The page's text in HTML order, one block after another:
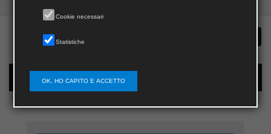
Registrazione nuovo utente per acquisti sul sito
Cookie necessari
Statistiche
OK, HO CAPITO E ACCETTO